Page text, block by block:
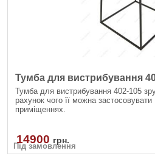
Тумба для вистрибування
Тумба для вистрибування 402-105
рахунок чого її можна
приміщеннях.
Під замовлення
14900 грн.